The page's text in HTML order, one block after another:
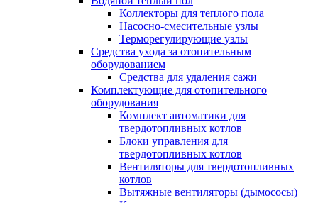
Коллекторы для теплого пола
Насосно-смесительные узлы
Терморегулирующие узлы
Средства ухода за отопительным
оборудованием
Средства для удаления сажи
Комплектующие для отопительного
оборудования
Комплект автоматики для
твердотопливных котлов
Блоки управления для
твердотопливных котлов
Вентиляторы для твердотопливных
котлов
Вытяжные вентиляторы (дымососы)